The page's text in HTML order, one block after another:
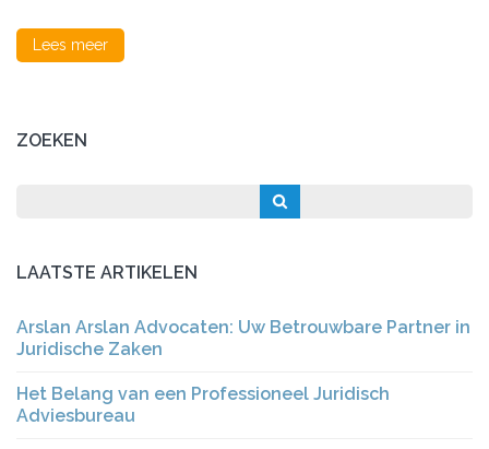
Lees meer
ZOEKEN
LAATSTE ARTIKELEN
Arslan Arslan Advocaten: Uw Betrouwbare Partner in
Juridische Zaken
Het Belang van een Professioneel Juridisch
Adviesbureau